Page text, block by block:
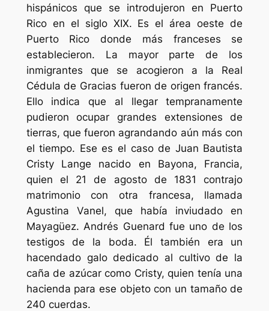
hispánicos que se introdujeron en Puerto
Rico en el siglo XIX. Es el área oeste de
Puerto Rico donde más franceses se
establecieron. La mayor parte de los
inmigrantes que se acogieron a la Real
Cédula de Gracias fueron de origen francés.
Ello indica que al llegar tempranamente
pudieron ocupar grandes extensiones de
tierras, que fueron agrandando aún más con
el tiempo. Ese es el caso de Juan Bautista
Cristy Lange nacido en Bayona, Francia,
quien el 21 de agosto de 1831 contrajo
matrimonio con otra francesa, llamada
Agustina Vanel, que había inviudado en
Mayagüez. Andrés Guenard fue uno de los
testigos de la boda. Él también era un
hacendado galo dedicado al cultivo de la
caña de azúcar como Cristy, quien tenía una
hacienda para ese objeto con un tamaño de
240 cuerdas.